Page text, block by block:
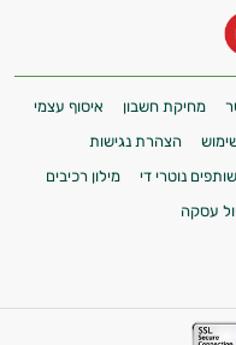
מחיקת חשבון
איסוף עצמי
הצהרת נגישות
נוטרי די
מילון רכיבים
עסקה